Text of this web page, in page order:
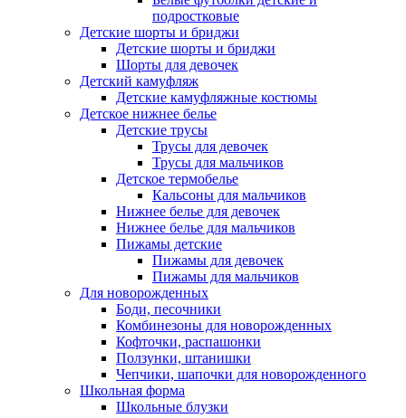
подростковые
Детские шорты и бриджи
Детские шорты и бриджи
Шорты для девочек
Детский камуфляж
Детские камуфляжные костюмы
Детское нижнее белье
Детские трусы
Трусы для девочек
Трусы для мальчиков
Детское термобелье
Кальсоны для мальчиков
Нижнее белье для девочек
Нижнее белье для мальчиков
Пижамы детские
Пижамы для девочек
Пижамы для мальчиков
Для новорожденных
Боди, песочники
Комбинезоны для новорожденных
Кофточки, распашонки
Ползунки, штанишки
Чепчики, шапочки для новорожденного
Школьная форма
Школьные блузки